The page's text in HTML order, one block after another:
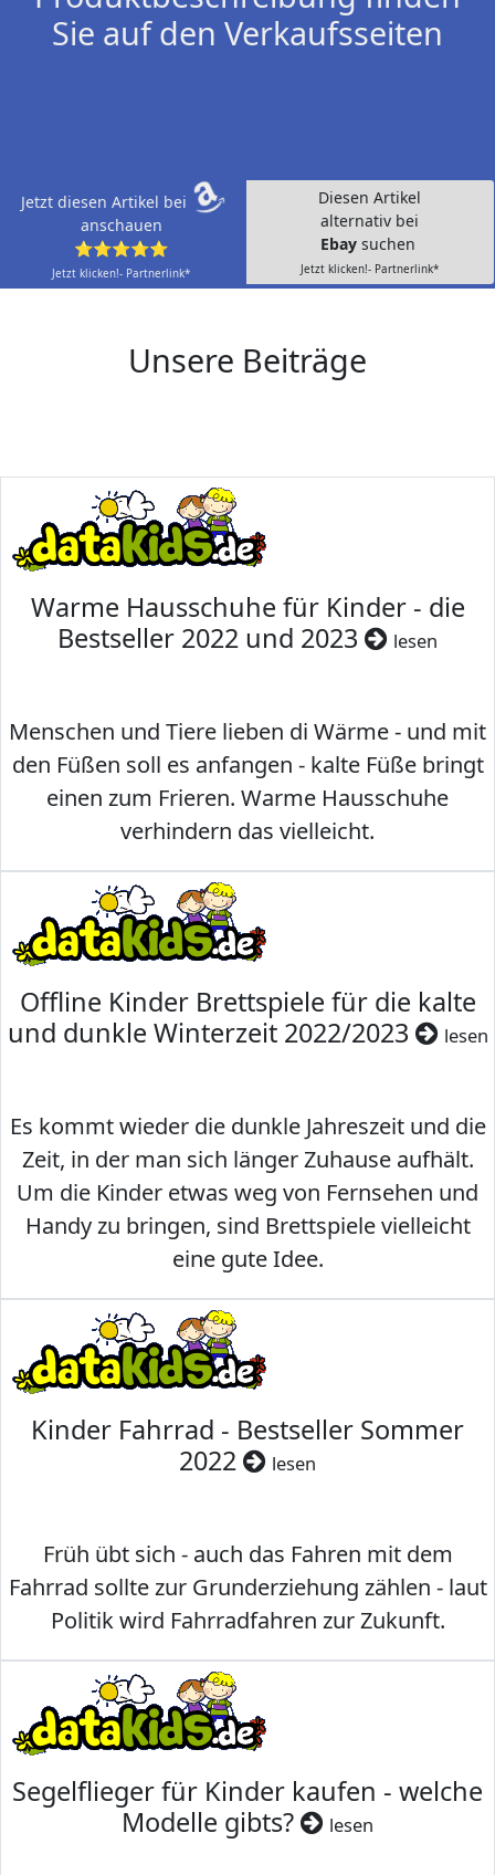
Sie auf den Verkaufsseiten
Jetzt diesen Artikel bei
anschauen
⭐⭐⭐⭐⭐
Jetzt klicken!- Partnerlink*
Diesen Artikel
alternativ bei
Ebay suchen
Jetzt klicken!- Partnerlink*
Unsere Beiträge
Warme Hausschuhe für Kinder - die
Bestseller 2022 und 2023
lesen
Menschen und Tiere lieben di Wärme - und mit
den Füßen soll es anfangen - kalte Füße bringt
einen zum Frieren. Warme Hausschuhe
verhindern das vielleicht.
Offline Kinder Brettspiele für die kalte
und dunkle Winterzeit 2022/2023
lesen
Es kommt wieder die dunkle Jahreszeit und die
Zeit, in der man sich länger Zuhause aufhält.
Um die Kinder etwas weg von Fernsehen und
Handy zu bringen, sind Brettspiele vielleicht
eine gute Idee.
Kinder Fahrrad - Bestseller Sommer
2022
lesen
Früh übt sich - auch das Fahren mit dem
Fahrrad sollte zur Grunderziehung zählen - laut
Politik wird Fahrradfahren zur Zukunft.
Segelflieger für Kinder kaufen - welche
Modelle gibts?
lesen